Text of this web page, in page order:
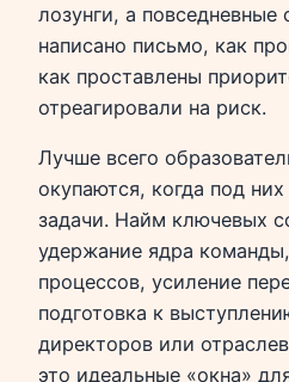
лозунги, а
написано письмо, как
как проставлены
отреагировали на риск.
Лучше всего
окупаются, когда под
задачи. Найм ключевых
удержание ядра
процессов, усиление
подготовка к
директоров или
это идеальные «окна»